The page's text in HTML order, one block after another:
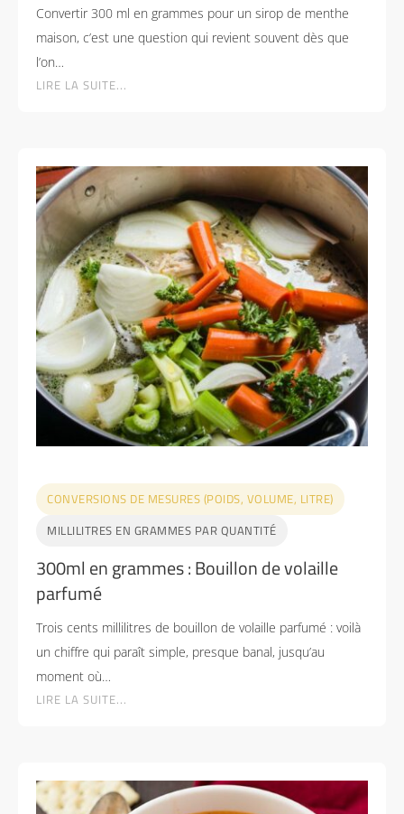
Convertir 300 ml en grammes pour un sirop de menthe
maison, c’est une question qui revient souvent dès que
l’on…
LIRE LA SUITE...
CONVERSIONS DE MESURES (POIDS, VOLUME, LITRE)
MILLILITRES EN GRAMMES PAR QUANTITÉ
300ml en grammes : Bouillon de volaille
parfumé
Trois cents millilitres de bouillon de volaille parfumé : voilà
un chiffre qui paraît simple, presque banal, jusqu’au
moment où…
LIRE LA SUITE...